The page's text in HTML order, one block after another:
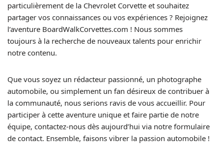
particulièrement de la Chevrolet Corvette et souhaitez
partager vos connaissances ou vos expériences ? Rejoignez
l’aventure BoardWalkCorvettes.com ! Nous sommes
toujours à la recherche de nouveaux talents pour enrichir
notre contenu.
Que vous soyez un rédacteur passionné, un photographe
automobile, ou simplement un fan désireux de contribuer à
la communauté, nous serions ravis de vous accueillir. Pour
participer à cette aventure unique et faire partie de notre
équipe, contactez-nous dès aujourd’hui via notre formulaire
de contact. Ensemble, faisons vibrer la passion automobile !